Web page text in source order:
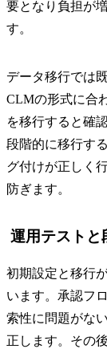
要となり負担が
す。
データ移行では
CLMの形式に合
を移行すると確
段階的に移行す
グ付けが正しく
防ぎます。
運用テストと
初期設定と移行
います。承認フ
索性に問題がな
正します。その